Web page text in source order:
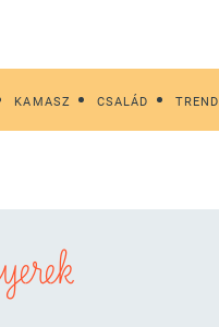
KAMASZ CSALÁD TREND